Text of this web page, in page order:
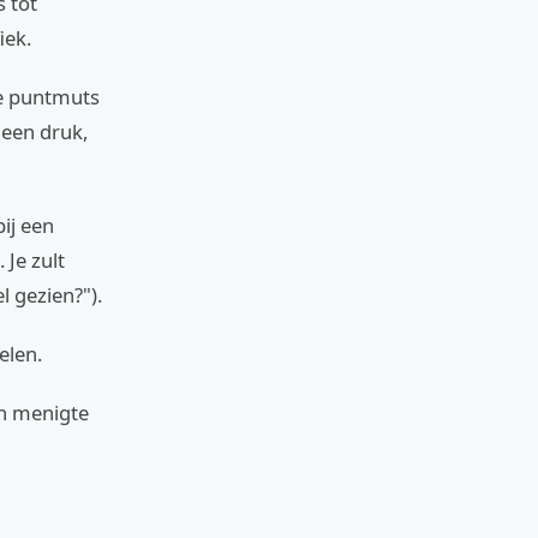
puntmuts
druk,
een
Je zult
gezien?").
menigte